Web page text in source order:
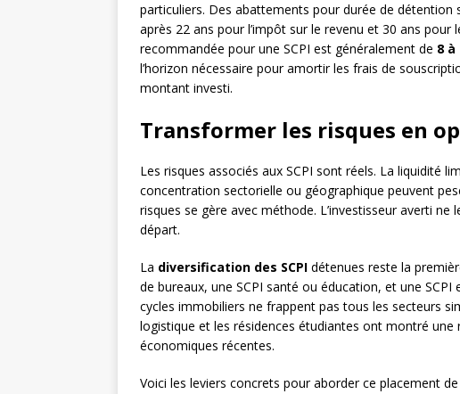
particuliers. Des abattements pour durée de détention
après 22 ans pour l’impôt sur le revenu et 30 ans
recommandée pour une SCPI est généralement de 8
l’horizon nécessaire pour amortir les frais de
montant investi.
Transformer les risques en
Les risques associés aux SCPI sont réels. La liquidité
concentration sectorielle ou géographique peuvent
risques se gère avec méthode. L’investisseur averti
départ.
La diversification des SCPI détenues reste la
de bureaux, une SCPI santé ou éducation, et une
cycles immobiliers ne frappent pas tous les secteurs
logistique et les résidences étudiantes ont montré
économiques récentes.
Voici les leviers concrets pour aborder ce placement